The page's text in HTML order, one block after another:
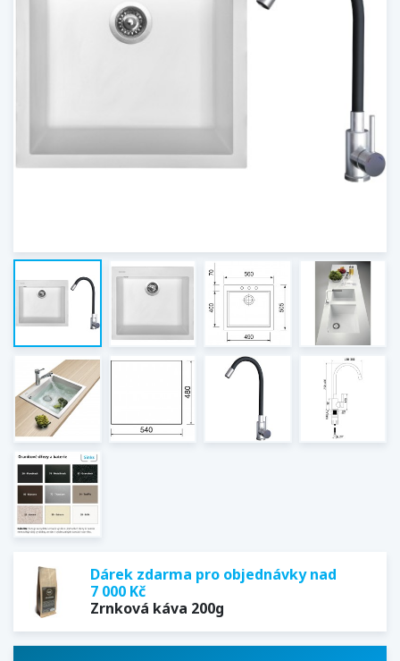
Dárek zdarma pro objednávky nad
7 000 Kč
Zrnková káva 200g